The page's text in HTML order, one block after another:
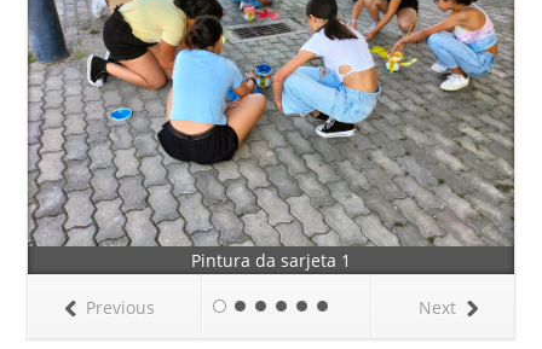
Pintura da sarjeta 1
Next
Previous